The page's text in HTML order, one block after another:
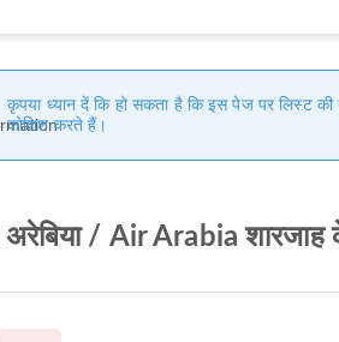
कृपया ध्यान दें कि हो सकता है कि इस पेज पर लिस्ट
कोशिश करते हैं।
अरेबिया / Air Arabia शारजाह